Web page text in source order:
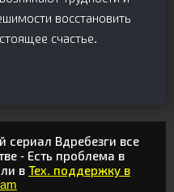
восстановить
счастье.
сериал Вдребезги все
- Есть проблема в
в Тех. поддержку в